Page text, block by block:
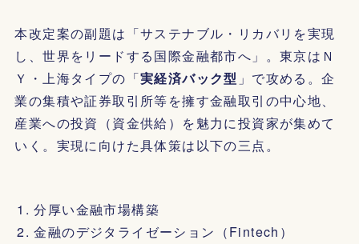
本改定案の副題は「サステナブル・リカバリを実現
し、世界をリードする国際金融都市へ」。東京はＮ
Ｙ・上海タイプの「実経済バック型 」で攻める。企
業の集積や証券取引所等を擁す金融取引の中心地、
産業への投資（資金供給）を魅力に投資家が集めて
いく。実現に向けた具体策は以下の三点。
分厚い金融市場構築
金融のデジタライゼーション（Fintech）